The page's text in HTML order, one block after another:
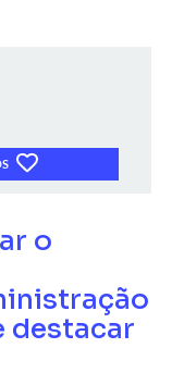
o
destacar